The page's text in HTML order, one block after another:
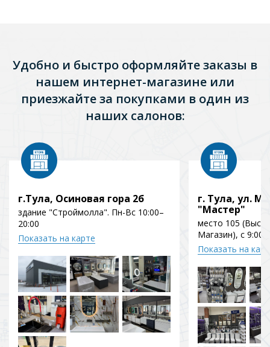
Удобно и быстро оформляйте заказы в
нашем интернет-магазине или
приезжайте за покупками в один из
наших салонов:
г.Тула, Осиновая гора 2б
здание "Строймолла". Пн-Вс 10:00–
20:00
Показать на карте
г. Тула, ул.
"Мастер"
место 105
Магазин), с 9:00
Показать на